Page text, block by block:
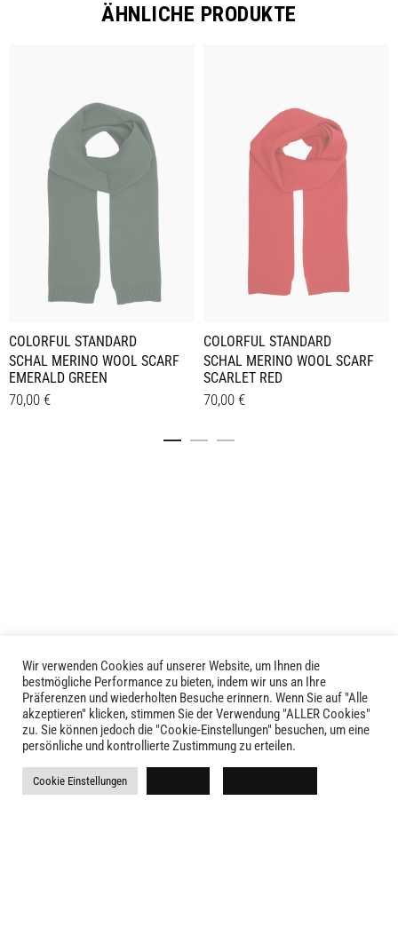
ÄHNLICHE PRODUKTE
COLORFUL STANDARD
SCHAL MERINO WOOL SCARF
EMERALD GREEN
70,00 €
COLORFUL STANDARD
SCHAL MERINO WOOL SCARF
SCARLET RED
70,00 €
LIVID © 2024
Kontakt
Versandkosten
Wir verwenden Cookies auf unserer Website, um Ihnen die
bestmögliche Performance zu bieten, indem wir uns an Ihre
Präferenzen und wiederholten Besuche erinnern. Wenn Sie auf "Alle
akzeptieren" klicken, stimmen Sie der Verwendung "ALLER Cookies"
zu. Sie können jedoch die "Cookie-Einstellungen" besuchen, um eine
persönliche und kontrollierte Zustimmung zu erteilen.
Cookie Einstellungen